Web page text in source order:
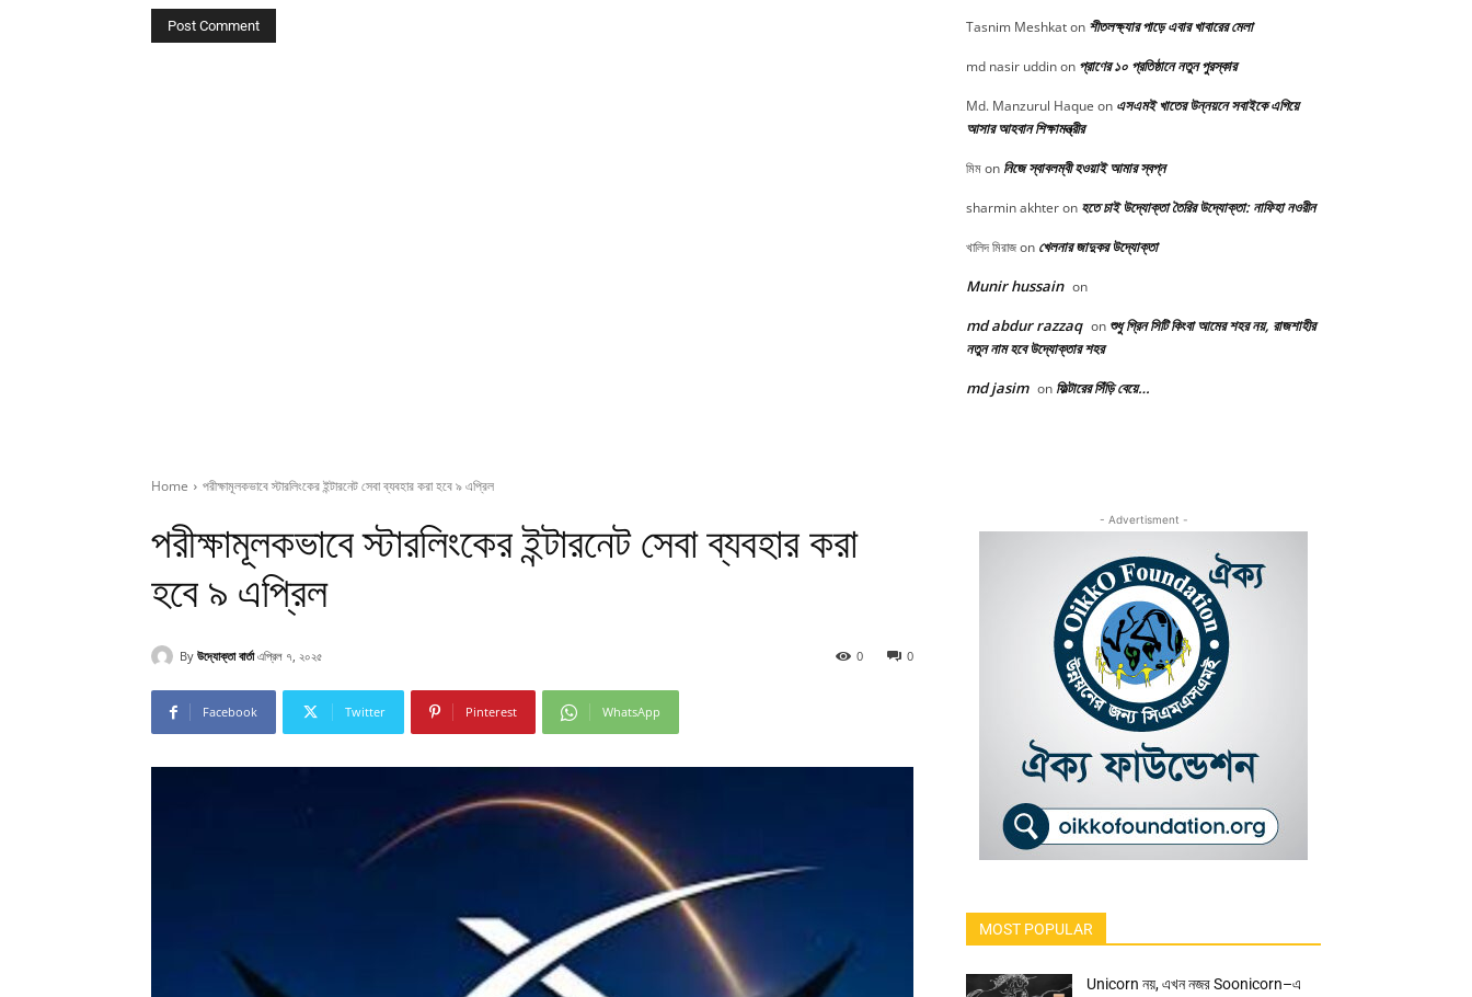
Tasnim Meshkaton শীতলক্ষ্যার পাড়ে এবার খাবারের মেলা
md nasir uddinon প্রাণের ১০ প্রতিষ্ঠানে নতুন পুরস্কার
Md. Manzurul Haque on এসএমই খাতের উন্নয়নে সবাইকে এগিয়ে
আসার আহবান শিক্ষামন্ত্রীর
মিমon নিজে স্বাবলম্বী হওয়াই আমার স্বপ্ন
sharmin akhteron হতে চাই উদ্যোক্তা তৈরির উদ্যোক্তা: নাফিহা নওরীন
খালিদ মিরাজon খেলনার জাদুকর উদ্যোক্তা
Munir hussain on
md abdur razzaq on শুধু গ্রিন সিটি কিংবা আমের শহর নয়, রাজশাহীর
নতুন নাম হবে উদ্যোক্তার শহর
md jasim on ফিল্টারের সিঁড়ি বেয়ে…